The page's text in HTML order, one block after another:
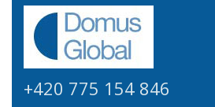
+420 775 154 846